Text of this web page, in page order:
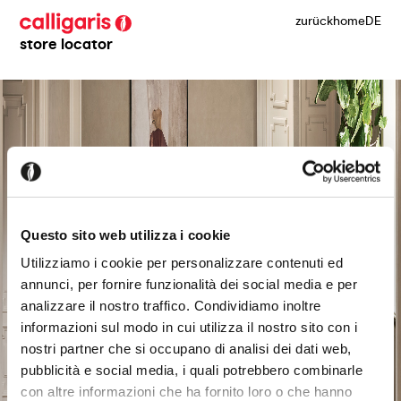
Questo sito web utilizza i cookie
Utilizziamo i cookie per personalizzare contenuti ed
annunci, per fornire funzionalità dei social media e per
analizzare il nostro traffico. Condividiamo inoltre
informazioni sul modo in cui utilizza il nostro sito con i
nostri partner che si occupano di analisi dei dati web,
pubblicità e social media, i quali potrebbero combinarle
con altre informazioni che ha fornito loro o che hanno
store locator
zurückhomeDE